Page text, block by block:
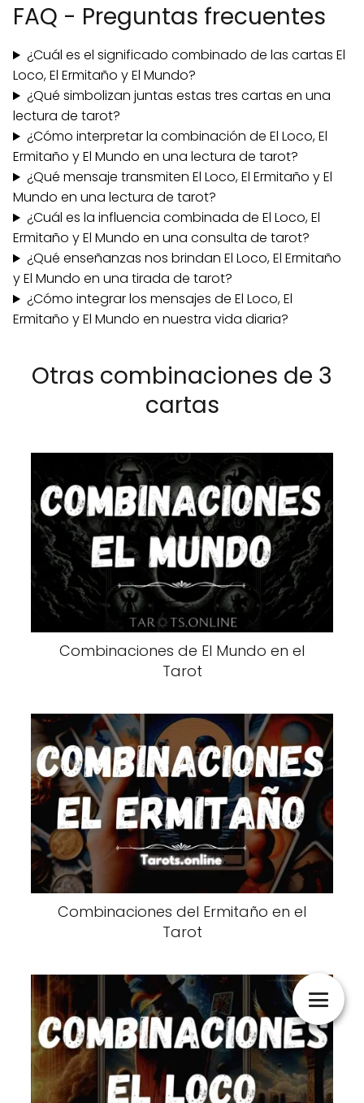
FAQ - Preguntas frecuentes
¿Cuál es el significado combinado de las cartas El
Loco, El Ermitaño y El Mundo?
¿Qué simbolizan juntas estas tres cartas en una
lectura de tarot?
¿Cómo interpretar la combinación de El Loco, El
Ermitaño y El Mundo en una lectura de tarot?
¿Qué mensaje transmiten El Loco, El Ermitaño y El
Mundo en una lectura de tarot?
¿Cuál es la influencia combinada de El Loco, El
Ermitaño y El Mundo en una consulta de tarot?
¿Qué enseñanzas nos brindan El Loco, El Ermitaño
y El Mundo en una tirada de tarot?
¿Cómo integrar los mensajes de El Loco, El
Ermitaño y El Mundo en nuestra vida diaria?
Otras combinaciones de 3
cartas
Combinaciones de El Mundo en el
Tarot
Combinaciones del Ermitaño en el
Tarot